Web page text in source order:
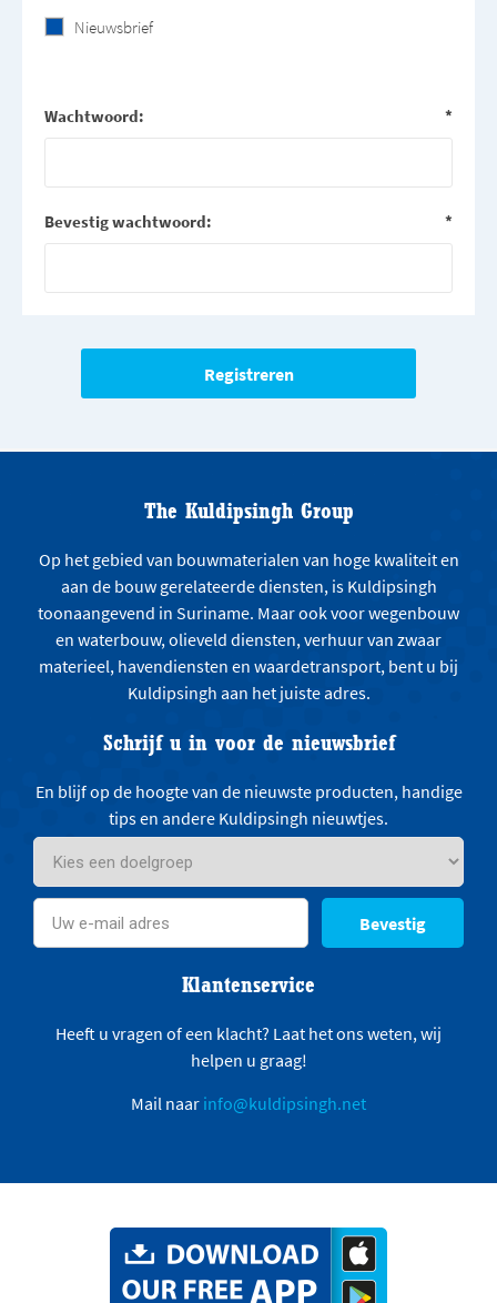
Nieuwsbrief
Wachtwoord: *
Bevestig wachtwoord: *
The Kuldipsingh Group
Op het gebied van bouwmaterialen van hoge kwaliteit en
aan de bouw gerelateerde diensten, is Kuldipsingh
toonaangevend in Suriname. Maar ook voor wegenbouw
en waterbouw, olieveld diensten, verhuur van zwaar
materieel, havendiensten en waardetransport, bent u bij
Kuldipsingh aan het juiste adres.
Schrijf u in voor de nieuwsbrief
En blijf op de hoogte van de nieuwste producten, handige
tips en andere Kuldipsingh nieuwtjes.
Bevestig
Klantenservice
Heeft u vragen of een klacht? Laat het ons weten, wij
helpen u graag!
Mail naar info@kuldipsingh.net